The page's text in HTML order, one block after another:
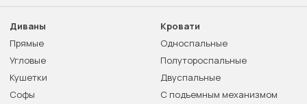
Диваны
Прямые
Угловые
Кушетки
Софы
Кровати
Односпальные
Полутороспальные
Двуспальные
С подъемным механизмом